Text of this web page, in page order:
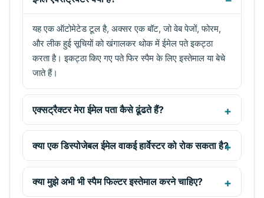
यह एक ऑटोमेटेड टूल है, अक्सर एक बॉट, जो वेब पेजों, फोरम,
और लीक हुई सूचियों को खंगालकर थोक में ईमेल पते इकट्ठा
करता है। इकट्ठा किए गए पते फिर स्पैम के लिए इस्तेमाल या बेचे
जाते हैं।
एक्सट्रैक्टर मेरा ईमेल पता कैसे ढूंढते हैं?
क्या एक डिस्पोजेबल ईमेल वाकई हार्वेस्टर को रोक सकता है?
क्या मुझे अभी भी स्पैम फिल्टर इस्तेमाल करने चाहिए?